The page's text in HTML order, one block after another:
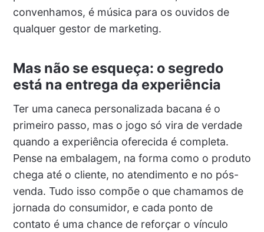
convenhamos, é música para os ouvidos de
qualquer gestor de marketing.
Mas não se esqueça: o segredo
está na entrega da experiência
Ter uma caneca personalizada bacana é o
primeiro passo, mas o jogo só vira de verdade
quando a experiência oferecida é completa.
Pense na embalagem, na forma como o produto
chega até o cliente, no atendimento e no pós-
venda. Tudo isso compõe o que chamamos de
jornada do consumidor, e cada ponto de
contato é uma chance de reforçar o vínculo